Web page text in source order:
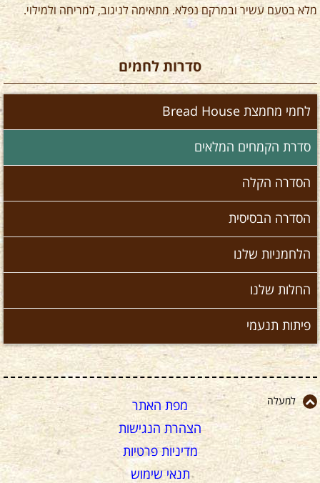
מלא בטעם עשיר ובמרקם נפלא. מתאימה לניגוב, למריחה ולמילוי.
סדרות לחמים
לחמי מחמצת Bread House
סדרת הקמחים המלאים
הסדרה הקלה
הסדרה הבסיסית
הלחמניות שלנו
החלות שלנו
פיתות תנעמי
למעלה
מפת האתר
הצהרת הנגישות
מדיניות פרטיות
תנאי שימוש